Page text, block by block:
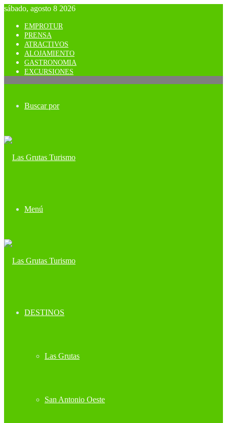
sábado, agosto 8 2026
EMPROTUR
PRENSA
ATRACTIVOS
ALOJAMIENTO
GASTRONOMIA
EXCURSIONES
Buscar por
Menú
DESTINOS
Las Grutas
San Antonio Oeste